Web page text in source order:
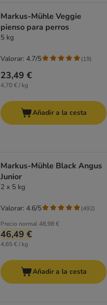
Markus-Mühle Veggie
pienso para perros
5 kg
23,49 €
4,70 € / kg
Valorar: 4.7/5 (19)
Añadir a la cesta
Markus-Mühle Black Angus
Junior
2 x 5 kg
Precio normal48,98 €
46,49 €
4,65 € / kg
Valorar: 4.6/5 (492)
Añadir a la cesta